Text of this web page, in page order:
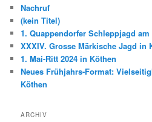
Nachruf
(kein Titel)
1. Quappendorfer Schleppjagd am
XXXIV. Grosse Märkische Jagd in
1. Mai-Ritt 2024 in Köthen
Neues Frühjahrs-Format:
Köthen
ARCHIV